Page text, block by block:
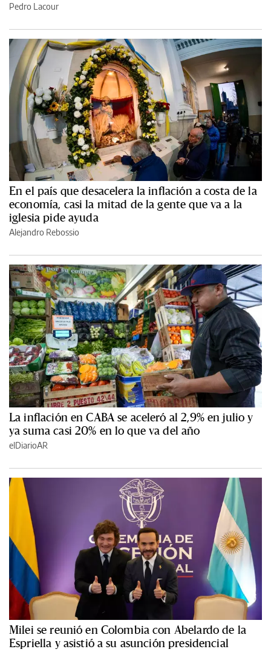
Pedro Lacour
En el país que desacelera la inflación a costa de la
economía, casi la mitad de la gente que va a la
iglesia pide ayuda
Alejandro Rebossio
La inflación en CABA se aceleró al 2,9% en julio y
ya suma casi 20% en lo que va del año
elDiarioAR
Milei se reunió en Colombia con Abelardo de la
Espriella y asistió a su asunción presidencial